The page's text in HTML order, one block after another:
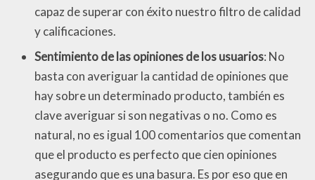
capaz de superar con éxito nuestro filtro de calidad
y calificaciones.
Sentimiento de las opiniones de los usuarios: No
basta con averiguar la cantidad de opiniones que
hay sobre un determinado producto, también es
clave averiguar si son negativas o no. Como es
natural, no es igual 100 comentarios que comentan
que el producto es perfecto que cien opiniones
asegurando que es una basura. Es por eso que en